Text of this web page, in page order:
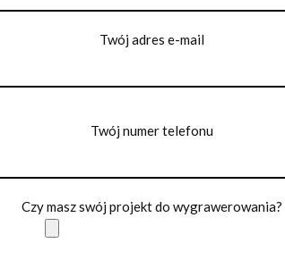
Twój adres e-mail
Twój numer telefonu
Czy masz swój projekt do wygrawerowania?